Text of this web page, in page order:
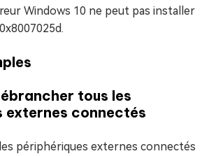
Windows 10 ne peut pas installer
tous les
externes connectés
périphériques externes connectés